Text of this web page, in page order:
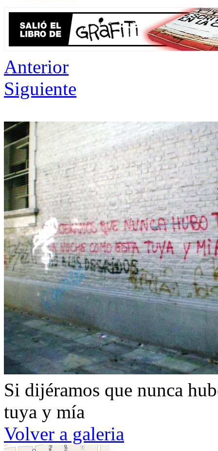
Anterior
Siguiente
Si dijéramos que nunca
tuya y mía
Volver a galeria